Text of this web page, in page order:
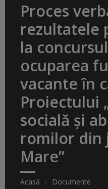
Proces
rezultatele
la
ocuparea
vacante în
Proiectului
socială și
romilor din
Mare”
Acasă Documente